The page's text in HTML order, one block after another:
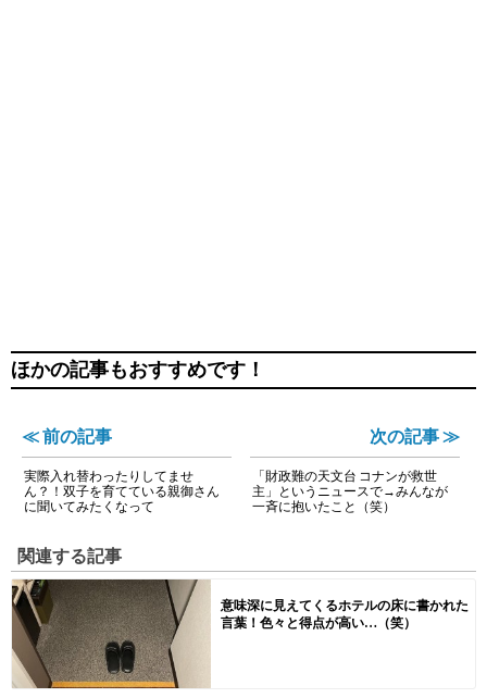
ほかの記事もおすすめです！
≪ 前の記事
実際入れ替わったりしてませ
ん？！双子を育てている親御さん
に聞いてみたくなって
次の記事 ≫
「財政難の天文台 コナンが救世
主」というニュースで→みんなが
一斉に抱いたこと（笑）
関連する記事
意味深に見えてくるホテルの床に書かれた
言葉！色々と得点が高い…（笑）